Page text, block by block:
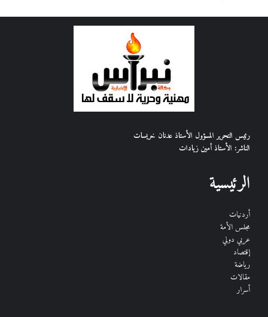
رئيس التحرير المسؤول الأستاذ عدنان خريسات
الناشر: الأستاذ أمين زيادات
الرئيسية
أردنيات
مجلس الأمة
عربي دولي
إقتصاد
رياضة
مقالات
أسرار